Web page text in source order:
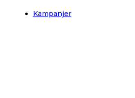
Kampanjer